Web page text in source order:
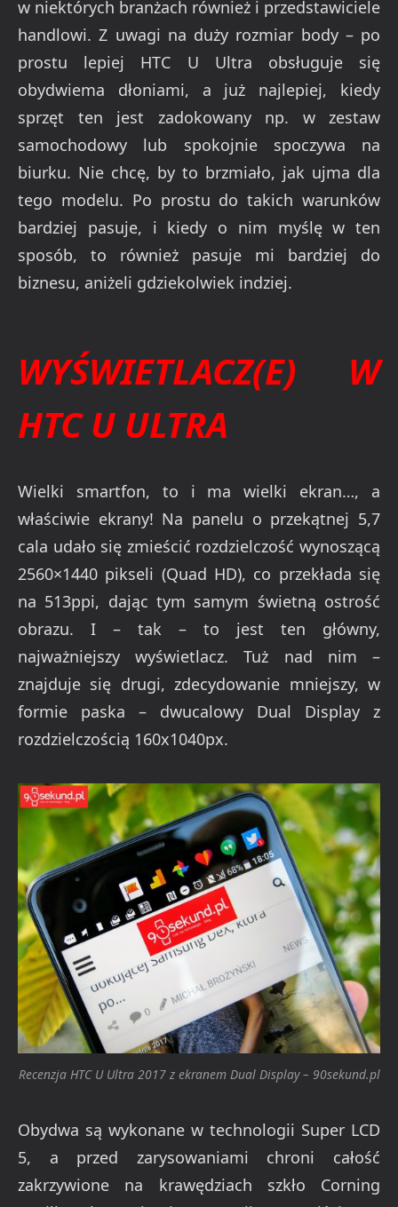
w niektórych branżach również i przedstawiciele
handlowi. Z uwagi na duży rozmiar body – po
prostu lepiej HTC U Ultra obsługuje się
obydwiema dłoniami, a już najlepiej, kiedy
sprzęt ten jest zadokowany np. w zestaw
samochodowy lub spokojnie spoczywa na
biurku. Nie chcę, by to brzmiało, jak ujma dla
tego modelu. Po prostu do takich warunków
bardziej pasuje, i kiedy o nim myślę w ten
sposób, to również pasuje mi bardziej do
biznesu, aniżeli gdziekolwiek indziej.
WYŚWIETLACZ(E) W
HTC U ULTRA
Wielki smartfon, to i ma wielki ekran…, a
właściwie ekrany! Na panelu o przekątnej 5,7
cala udało się zmieścić rozdzielczość wynoszącą
2560×1440 pikseli (Quad HD), co przekłada się
na 513ppi, dając tym samym świetną ostrość
obrazu. I – tak – to jest ten główny,
najważniejszy wyświetlacz. Tuż nad nim –
znajduje się drugi, zdecydowanie mniejszy, w
formie paska – dwucalowy Dual Display z
rozdzielczością 160x1040px.
Recenzja HTC U Ultra 2017 z ekranem Dual Display – 90sekund.pl
Obydwa są wykonane w technologii Super LCD
5, a przed zarysowaniami chroni całość
zakrzywione na krawędziach szkło Corning